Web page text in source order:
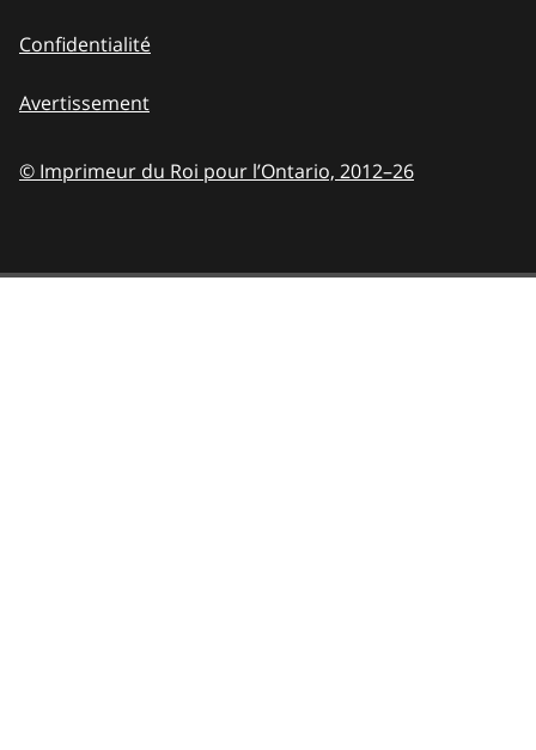
Confidentialité
Avertissement
© Imprimeur du Roi pour l’Ontario, 2012–26